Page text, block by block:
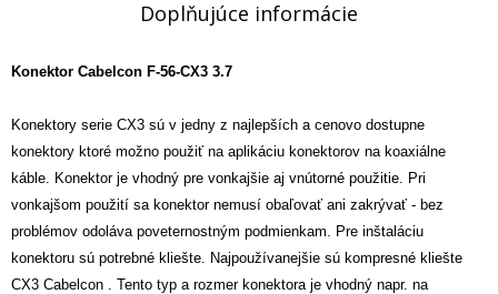
Doplňujúce informácie
Konektor Cabelcon F-56-CX3 3.7
Konektory serie CX3 sú v jedny z najlepších a cenovo dostupne
konektory ktoré možno použiť na aplikáciu konektorov na koaxiálne
káble. Konektor je vhodný pre vonkajšie aj vnútorné použitie. Pri
vonkajšom použití sa konektor nemusí obaľovať ani zakrývať - ​​bez
problémov odoláva poveternostným podmienkam. Pre inštaláciu
konektoru sú potrebné kliešte. Najpoužívanejšie sú kompresné kliešte
CX3 Cabelcon . Tento typ a rozmer konektora je vhodný napr. na